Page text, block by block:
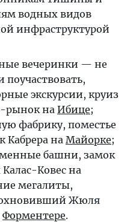
водных видов
инфраструктурой
вечеринки — не
поучаствовать,
экскурсии, круиз
рынок на Ибице;
фабрику, поместье
Кабрера на Майорке;
башни, замок
Ковес на
мегалиты,
Жюля
Форментере.